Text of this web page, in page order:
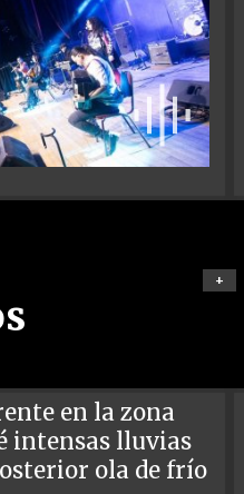
+
en la zona
intensas lluvias
ola de frío